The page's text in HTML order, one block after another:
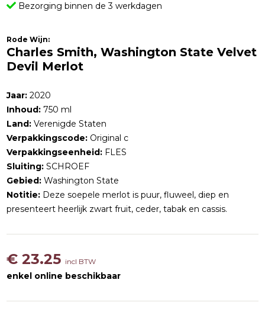
Bezorging binnen de 3 werkdagen
Rode Wijn:
Charles Smith, Washington State Velvet
Devil Merlot
Jaar: 2020
Inhoud: 750 ml
Land: Verenigde Staten
Verpakkingscode: Original c
Verpakkingseenheid: FLES
Sluiting: SCHROEF
Gebied: Washington State
Notitie: Deze soepele merlot is puur, fluweel, diep en
presenteert heerlijk zwart fruit, ceder, tabak en cassis.
€ 23.25 incl BTW
enkel online beschikbaar